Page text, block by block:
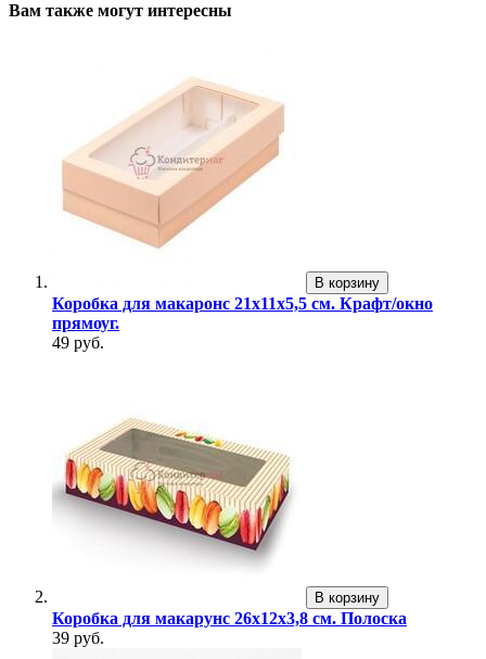
Вам также могут интересны
В корзину
Коробка для макаронс 21х11х5,5 см. Крафт/окно
прямоуг.
49 руб.
В корзину
Коробка для макарунс 26х12х3,8 см. Полоска
39 руб.